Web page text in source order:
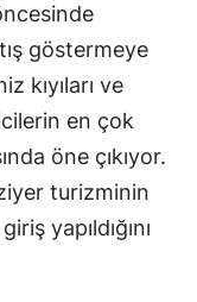
göstermeye
kıyıları ve
en çok
öne çıkıyor.
turizminin
yapıldığını